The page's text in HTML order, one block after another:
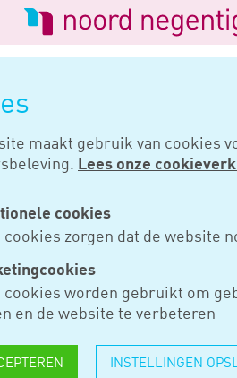
maakt gebruik van cookies
Lees onze
cookies
cookies zorgen dat de website
cookies worden gebruikt om
en de website te verbeteren
INSTELLINGEN
Logo
van
Noord
Negentig
MRT 19, 2024
WIJZIGING
DERDE